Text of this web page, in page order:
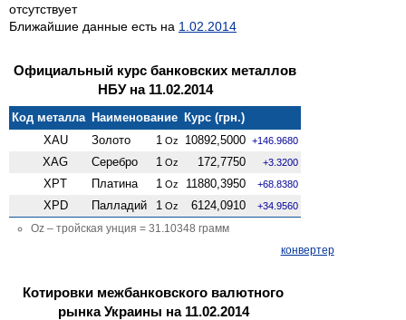
отсутствует
Ближайшие данные есть на 1.02.2014
Официальный курс банковских металлов
НБУ на 11.02.2014
Код металла Наименование Курс (грн.)
XAU
Золото 1 Oz 10892,5000 +146.9680
XAG Серебро 1 Oz 172,7750 +3.3200
XPT Платина 1 Oz 11880,3950 +68.8380
XPD Палладий 1 Oz 6124,0910 +34.9560
Oz – тройская унция = 31.10348 грамм
конвертер
Котировки межбанковского валютного
рынка Украины на 11.02.2014